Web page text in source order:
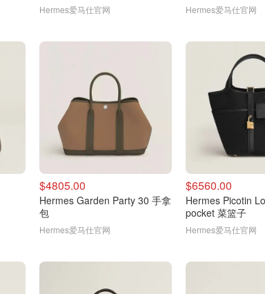
Hermes爱马仕官网 Hermes爱马仕官网
$4805.00
Hermes Garden Party 30 手拿
包
Hermes爱马仕官网
$6560.00
Hermes Picotin
pocket 菜篮子
Hermes爱马仕官网